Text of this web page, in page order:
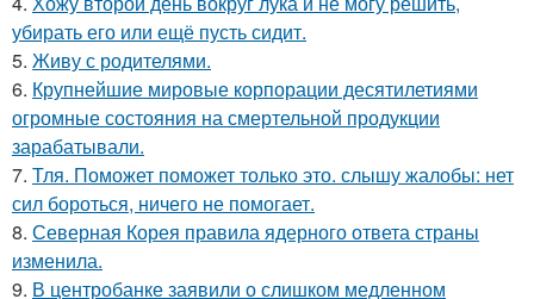
убирать его или ещё пусть сидит.
5. Живу с родителями.
6. Крупнейшие мировые корпорации десятилетиями
огромные состояния на смертельной продукции
зарабатывали.
7. Тля. Поможет поможет только это. слышу жалобы: нет
сил бороться, ничего не помогает.
8. Северная Корея правила ядерного ответа страны
изменила.
9. В центробанке заявили о слишком медленном